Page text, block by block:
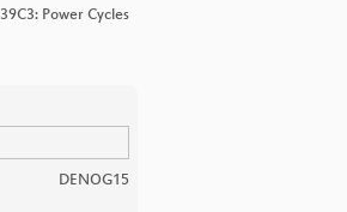
39C3: Power Cycles
DENOG15